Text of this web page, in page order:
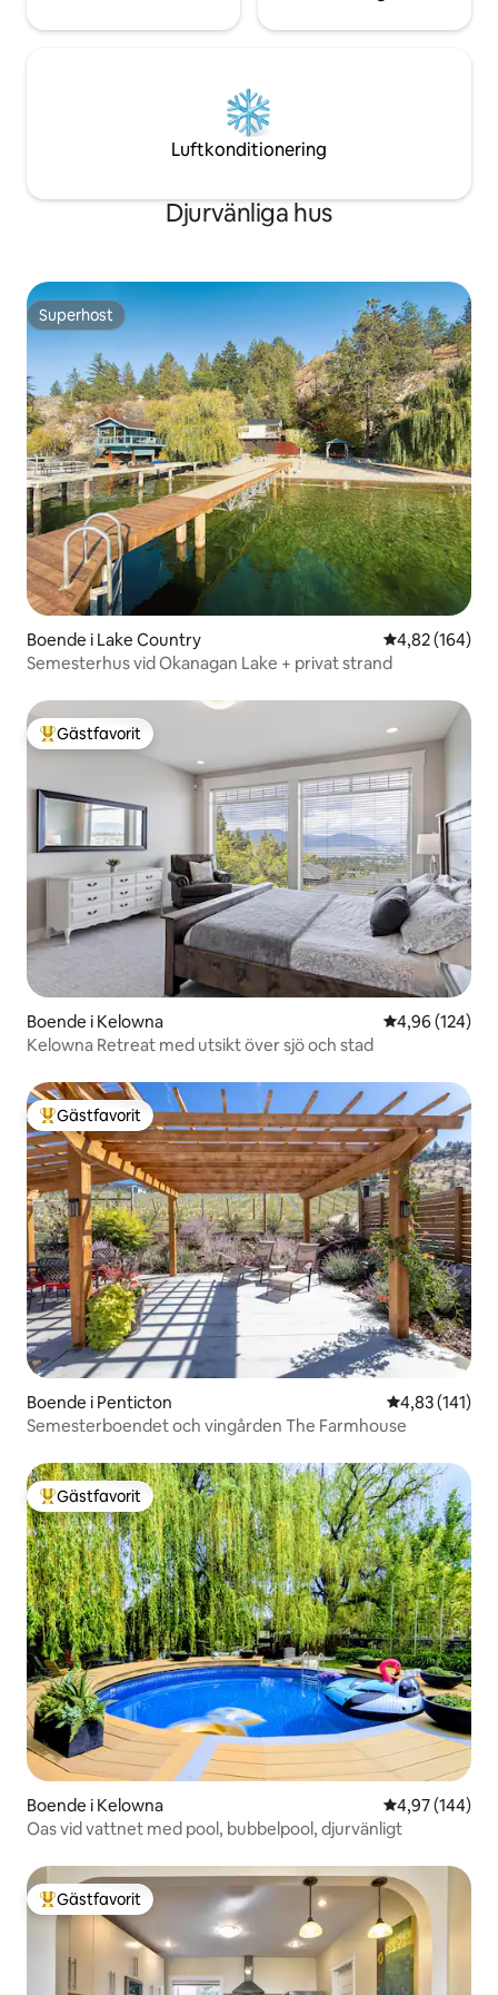
Luftkonditionering
Djurvänliga hus
Superhost
Superhost
Boende i Lake Country 4,82 av 5 i
4,82 (164)
Semesterhus vid Okanagan Lake + privat strand
Populär gästfavorit
Gästfavorit
Boende i Kelowna 4,96 av 5 i
4,96 (124)
Kelowna Retreat med utsikt över sjö och stad
Populär gästfavorit
Gästfavorit
Boende i Penticton 4,83 av 5 i
4,83 (141)
Semesterboendet och vingården The Farmhouse
Populär gästfavorit
Gästfavorit
Boende i Kelowna 4,97 av 5 i
4,97 (144)
Oas vid vattnet med pool, bubbelpool, djurvänligt
Populär gästfavorit
Gästfavorit